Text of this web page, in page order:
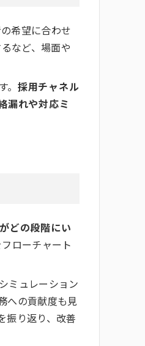
希望に合わせ
など、場面や
採用チャネル
漏れや対応ミ
どの段階にい
ローチャート
ミュレーション
への貢献度も見
振り返り、改善